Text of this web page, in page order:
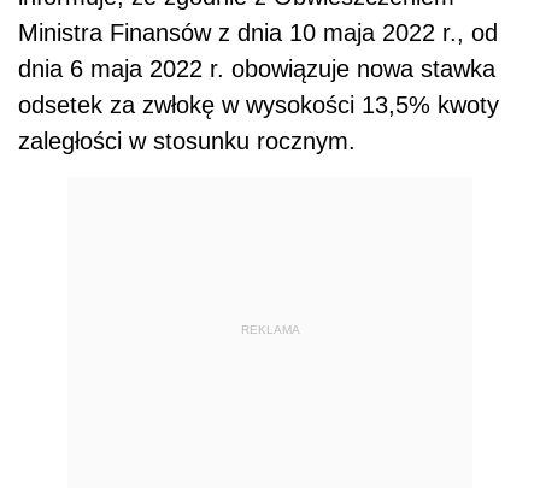
Ministra Finansów z dnia 10 maja 2022 r., od
dnia 6 maja 2022 r. obowiązuje nowa stawka
odsetek za zwłokę w wysokości 13,5% kwoty
zaległości w stosunku rocznym.
REKLAMA